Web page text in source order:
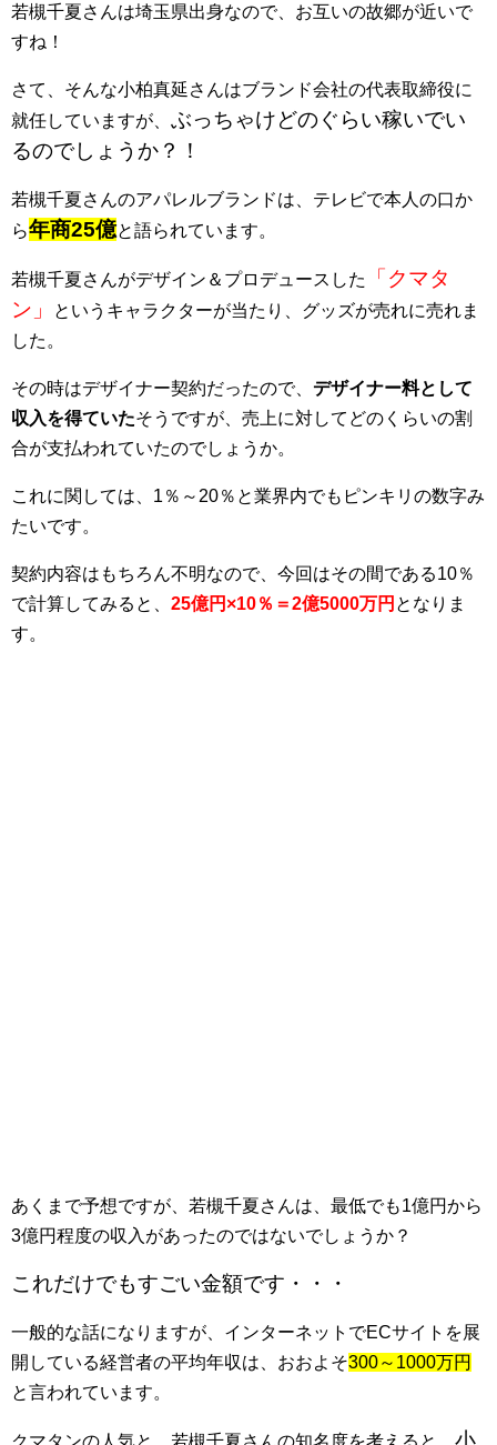
若槻千夏さんは埼玉県出身なので、お互いの故郷が近いで
すね！
さて、そんな小柏真延さんはブランド会社の代表取締役に
就任していますが、 ぶっちゃけどのぐらい稼いでい
るのでしょうか？！
若槻千夏さんのアパレルブランドは、テレビで本人の口か
ら年商25億と語られています。
若槻千夏さんがデザイン＆プロデュースした
「クマタ
ン」
というキャラクターが当たり、グッズが売れに売れま
した。
その時はデザイナー契約だったので、 デザイナー料として
収入を得ていたそうですが、売上に対してどのくらいの割
合が支払われていたのでしょうか。
これに関しては、1％～20％と業界内でもピンキリの数字み
たいです。
契約内容はもちろん不明なので、今回はその間である10％
で計算してみると、 25億円×10％＝2億5000万円 となりま
す。
あくまで予想ですが、若槻千夏さんは、最低でも1億円から
3億円程度の収入があったのではないでしょうか？
これだけでもすごい金額です・・・
一般的な話になりますが、インターネットでECサイトを展
開している経営者の平均年収は、おおよそ300～1000万円
と言われています。
クマタンの人気と、若槻千夏さんの知名度を考えると、 小